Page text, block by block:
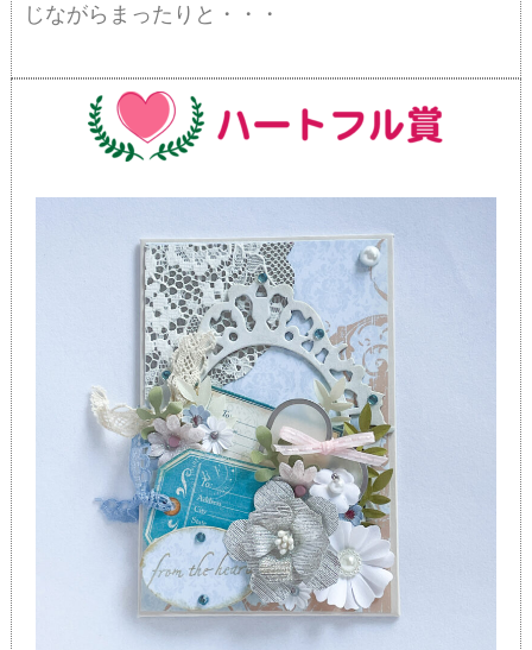
じながらまったりと・・・